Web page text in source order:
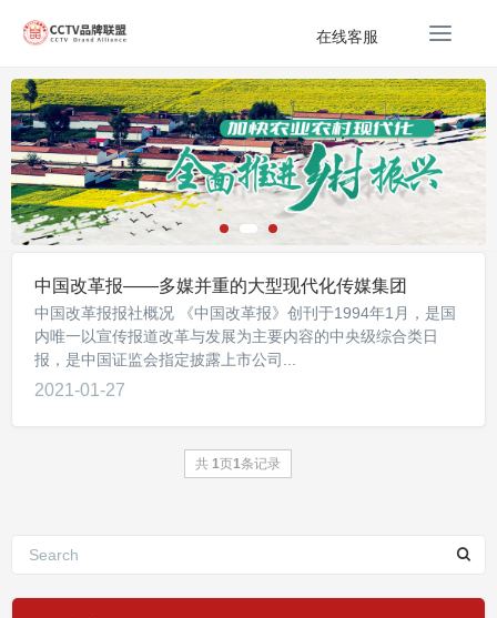
T
g
g
l
i
a
在线客服
中国改革报——多媒并重的大型现代化传媒集团
中国改革报报社概况 《中国改革报》创刊于1994年1月，是国
内唯一以宣传报道改革与发展为主要内容的中央级综合类日
报，是中国证监会指定披露上市公司...
2021-01-27
共 1页1条记录